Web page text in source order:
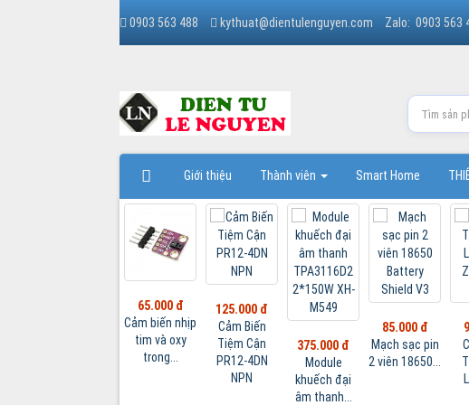
0903 563 488 kythuat@dientulenguyen.com Zalo: 0903 563
Giới thiệu Thành viên Smart Home
85.000 đ
Mạch sạc pin
2 viên 18650...
95.000 đ
Cảm Biến
Tiệm Cận
LJ8A3-2-
Kit phát triển
Wifi
Bluetooth...
20.000 đ
nhiễu điện từ
RC